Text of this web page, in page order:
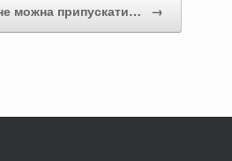
можна припускати… →